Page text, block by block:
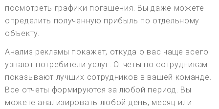
посмотреть графики погашения. Вы даже можете
определить полученную прибыль по отдельному
объекту.
Анализ рекламы покажет, откуда о вас чаще всего
узнают потребители услуг. Отчеты по сотрудникам
показывают лучших сотрудников в вашей команде.
Все отчеты формируются за любой период. Вы
можете анализировать любой день, месяц или